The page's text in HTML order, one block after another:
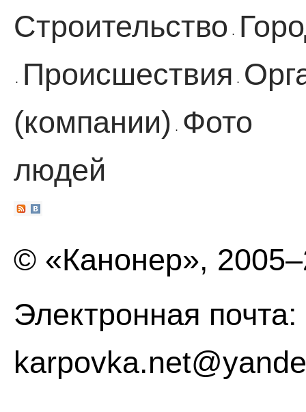
Строительство ·
· Происшествия ·
(компании)
·
Фото
людей
© «Канонер»,
Электронная почта: